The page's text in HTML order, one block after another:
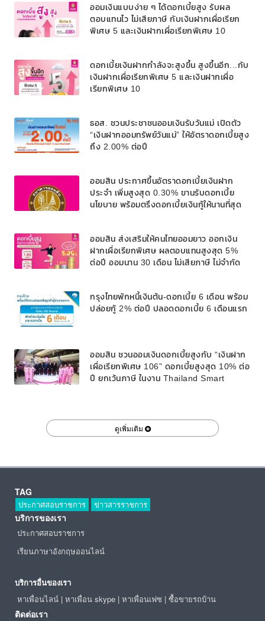
ออมเงินแบบง่าย ๆ ได้ดอกเบี้ยสูง รับผล
ตอบแทนไว ไม่เสียภาษี กับเงินฝากเผื่อเรียก
พิเศษ 5 และเงินฝากเผื่อเรียกพิเศษ 10
ดอกเบี้ยเงินฝากกำลังจะสูงขึ้น สูงขึ้นอีก...กับ
เงินฝากเผื่อเรียกพิเศษ 5 และเงินฝากเผื่อ
เรียกพิเศษ 10
ธอส. ชวนประชาชนออมเงินรับวันแม่ เปิดตัว
“เงินฝากออมทรัพย์วันแม่” ให้อัตราดอกเบี้ยสูง
ถึง 2.00% ต่อปี
ออมสิน ประกาศขึ้นอัตราดอกเบี้ยเงินฝาก
ประจำ เพิ่มสูงสุด 0.30% ขานรับดอกเบี้ย
นโยบาย พร้อมตรึงดอกเบี้ยเงินกู้ให้นานที่สุด
ออมสิน ส่งเสริมให้คนไทยออมยาว ออกเงิน
ฝากเผื่อเรียกพิเศษ ผลตอบแทนสูงสุด 5%
ต่อปี ออมนาน 30 เดือน ไม่เสียภาษี ไม่จำกัด
กรุงไทยพักหนี้เงินต้น-ดอกเบี้ย 6 เดือน พร้อม
ปล่อยกู้ 2% ต่อปี ปลอดดอกเบี้ย 6 เดือนแรก
ออมสิน ชวนออมเงินดอกเบี้ยสูงกับ “เงินฝาก
เผื่อเรียกพิเศษ 106” ดอกเบี้ยสูงสุด 10% ต่อ
ปี ยกเว้นภาษี ในงาน Thailand Smart
ดูเพิ่มเติม
TAG
ประกาศสอบราชการ ข่าวสารราชการ
บริการของเรา
ประกาศสอบราชการ
เรียนภาษาอังกฤษออนไลน์
บริการอื่นของเรา
หาเพื่อนไลน์ | หาเพื่อน skype | หาเพื่อนเฟซ | ซื้อขายรถบ้าน
ติดต่อเรา